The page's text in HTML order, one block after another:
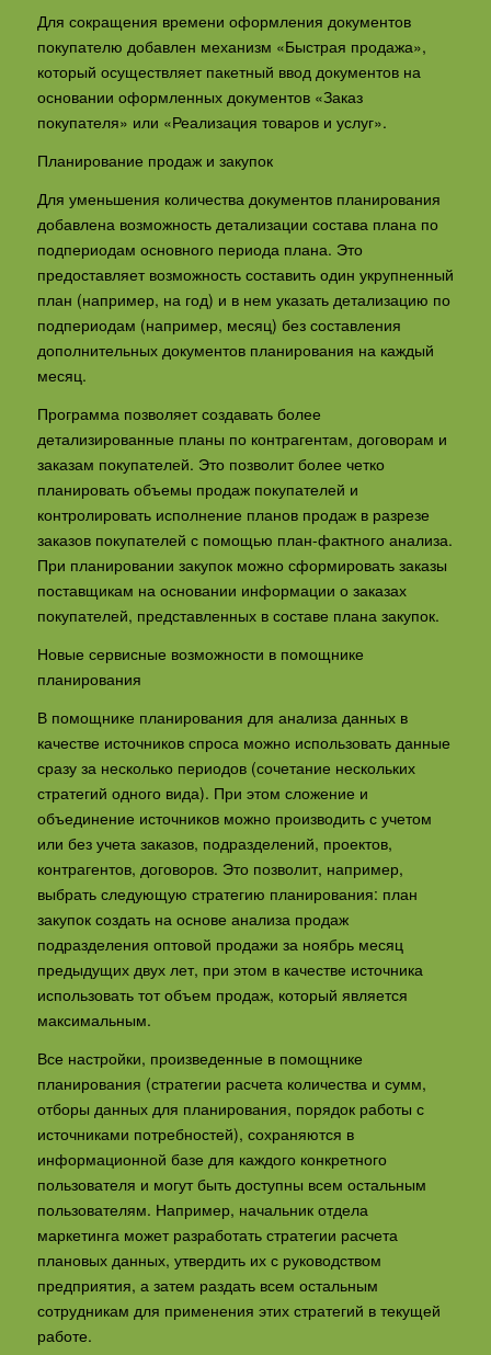
Для сокращения времени оформления документов
покупателю добавлен механизм «Быстрая продажа»,
который осуществляет пакетный ввод документов на
основании оформленных документов «Заказ
покупателя» или «Реализация товаров и услуг».
Планирование продаж и закупок
Для уменьшения количества документов планирования
добавлена возможность детализации состава плана по
подпериодам основного периода плана. Это
предоставляет возможность составить один укрупненный
план (например, на год) и в нем указать детализацию по
подпериодам (например, месяц) без составления
дополнительных документов планирования на каждый
месяц.
Программа позволяет создавать более
детализированные планы по контрагентам, договорам и
заказам покупателей. Это позволит более четко
планировать объемы продаж покупателей и
контролировать исполнение планов продаж в разрезе
заказов покупателей с помощью план-фактного анализа.
При планировании закупок можно сформировать заказы
поставщикам на основании информации о заказах
покупателей, представленных в составе плана закупок.
Новые сервисные возможности в помощнике
планирования
В помощнике планирования для анализа данных в
качестве источников спроса можно использовать данные
сразу за несколько периодов (сочетание нескольких
стратегий одного вида). При этом сложение и
объединение источников можно производить с учетом
или без учета заказов, подразделений, проектов,
контрагентов, договоров. Это позволит, например,
выбрать следующую стратегию планирования: план
закупок создать на основе анализа продаж
подразделения оптовой продажи за ноябрь месяц
предыдущих двух лет, при этом в качестве источника
использовать тот объем продаж, который является
максимальным.
Все настройки, произведенные в помощнике
планирования (стратегии расчета количества и сумм,
отборы данных для планирования, порядок работы с
источниками потребностей), сохраняются в
информационной базе для каждого конкретного
пользователя и могут быть доступны всем остальным
пользователям. Например, начальник отдела
маркетинга может разработать стратегии расчета
плановых данных, утвердить их с руководством
предприятия, а затем раздать всем остальным
сотрудникам для применения этих стратегий в текущей
работе.